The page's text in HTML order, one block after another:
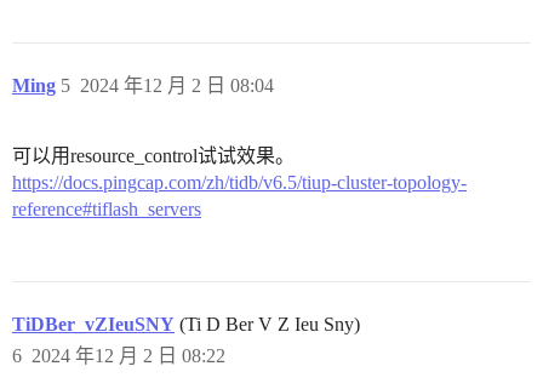
Ming 2024 年12 月 2 日 08:04
5
可以用resource_control试试效果。
https://docs.pingcap.com/zh/tidb/v6.5/tiup-cluster-topology-
reference#tiflash_servers
TiDBer_vZIeuSNY (Ti D Ber V Z Ieu Sny)
2024 年12 月 2 日 08:22
6